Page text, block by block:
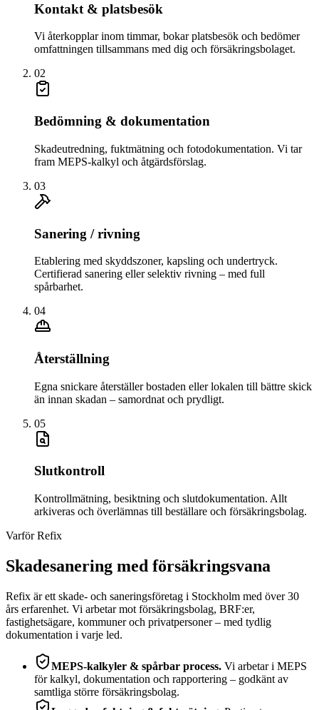
Kontakt & platsbesök
Vi återkopplar inom timmar, bokar platsbesök och bedömer
omfattningen tillsammans med dig och försäkringsbolaget.
02
Bedömning & dokumentation
Skadeutredning, fuktmätning och fotodokumentation. Vi tar
fram MEPS-kalkyl och åtgärdsförslag.
03
Sanering / rivning
Etablering med skyddszoner, kapsling och undertryck.
Certifierad sanering eller selektiv rivning – med full
spårbarhet.
04
Återställning
Egna snickare återställer bostaden eller lokalen till bättre skick
än innan skadan – samordnat och prydligt.
05
Slutkontroll
Kontrollmätning, besiktning och slutdokumentation. Allt
arkiveras och överlämnas till beställare och försäkringsbolag.
Varför Refix
Skadesanering med försäkringsvana
Refix är ett skade- och saneringsföretag i Stockholm med över 30
års erfarenhet. Vi arbetar mot försäkringsbolag, BRF:er,
fastighetsägare, kommuner och privatpersoner – med tydlig
dokumentation i varje led.
MEPS-kalkyler & spårbar process. Vi arbetar i MEPS
för kalkyl, dokumentation och rapportering – godkänt av
samtliga större försäkringsbolag.